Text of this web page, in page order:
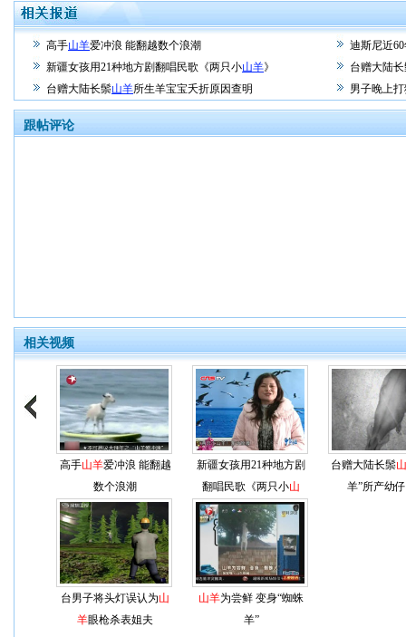
高手山羊爱冲浪 能翻越数个浪潮
迪斯尼近
新疆女孩用21种地方剧翻唱民歌《两只小山羊》
台赠大陆
台赠大陆长鬃山羊所生羊宝宝夭折原因查明 男子晚上
跟帖评论
相关视频
高手山羊爱冲浪 能翻越
数个浪潮
新疆女孩用21种地方剧
翻唱民歌《两只小山
羊》
台赠大陆长鬃
羊”所产幼
台男子将头灯误认为山
羊眼枪杀表姐夫
山羊为尝鲜 变身“蜘蛛
羊”